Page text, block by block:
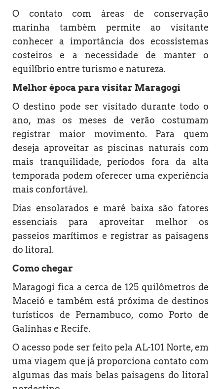
O contato com áreas de conservação
marinha também permite ao visitante
conhecer a importância dos ecossistemas
costeiros e a necessidade de manter o
equilíbrio entre turismo e natureza.
Melhor época para visitar Maragogi
O destino pode ser visitado durante todo o
ano, mas os meses de verão costumam
registrar maior movimento. Para quem
deseja aproveitar as piscinas naturais com
mais tranquilidade, períodos fora da alta
temporada podem oferecer uma experiência
mais confortável.
Dias ensolarados e maré baixa são fatores
essenciais para aproveitar melhor os
passeios marítimos e registrar as paisagens
do litoral.
Como chegar
Maragogi fica a cerca de 125 quilômetros de
Maceió e também está próxima de destinos
turísticos de Pernambuco, como Porto de
Galinhas e Recife.
O acesso pode ser feito pela AL-101 Norte, em
uma viagem que já proporciona contato com
algumas das mais belas paisagens do litoral